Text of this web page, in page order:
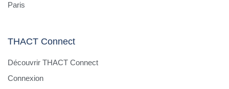
Paris
THACT Connect
Découvrir THACT Connect
Connexion